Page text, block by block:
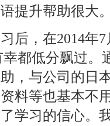
提升帮助很大
后，在2014年
都低分飘过。
，与公司的日
料等也基本不
学习的信心。